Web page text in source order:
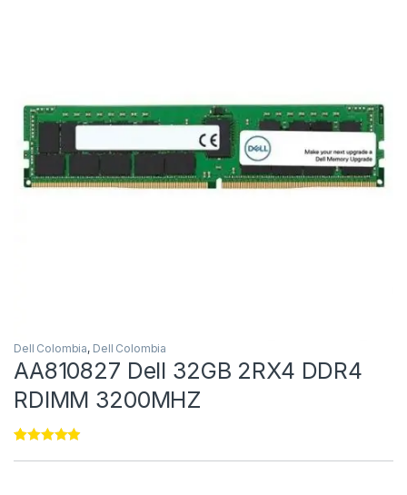
Dell Colombia, Dell Colombia
AA810827 Dell 32GB 2RX4 DDR4
RDIMM 3200MHZ